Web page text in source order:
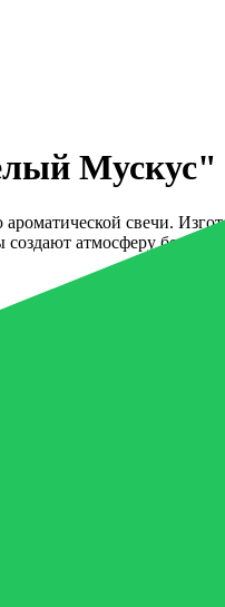
Мускус"
свечи.
атмосферу